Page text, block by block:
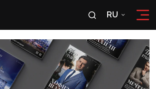
RU
RU
OʻZ